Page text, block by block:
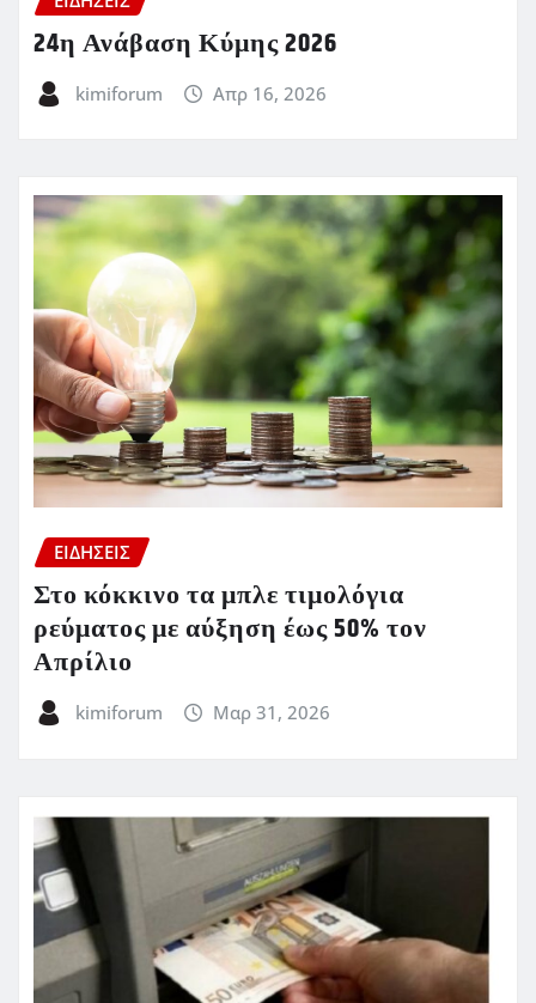
24η Ανάβαση Κύμης 2026
kimiforum Απρ 16, 2026
ΕΙΔΗΣΕΙΣ
Στο κόκκινο τα μπλε τιμολόγια
ρεύματος με αύξηση έως 50% τον
Απρίλιο
kimiforum Μαρ 31, 2026